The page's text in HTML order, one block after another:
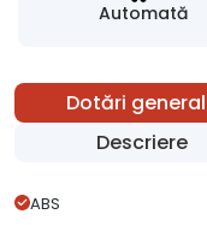
Automată
Dotări
Descriere
ABS